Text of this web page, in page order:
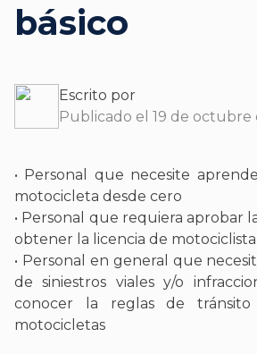
básico
Escrito por
Publicado el 19 de octubre
• Personal que necesite
motocicleta desde cero
• Personal que requiera aprobar
obtener la licencia de motociclista
• Personal en general que
de siniestros viales y/o
conocer la reglas de
motocicletas